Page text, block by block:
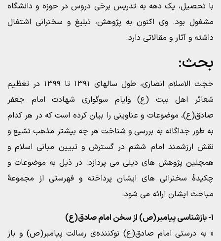
با تحصیل، یک دهه به تدریس برخی دروس در حوزه‌ و دانشگاه
مشغول بود. وی اکنون به پژوهش، تبلیغ و سخنرانی اشتغال
داشته و آثار و مقالاتی دارد.
بحث:
حجت الاسلام انصاری، طول سالهای ۱۳۹۱ تا ۱۳۹۹ در تعظیم
شعائر اهل بیت (ع) وایام سوگواری شهادت امام جعفر
صادق(ع)، موضوعات و عناوینی را بیان کرده است که در هر کدام
به طور جداگانه به بررسی و شناخت هر چه بیشتر مذهب تشیع و
نقش ارزشمند امام ششم در گسترش و تبیین مبانی اسلام و
همچنین پژوهش های دینی می پردازد. در ذیل به موضوعات و
چکیدۀ سخنرانی های ایشان پرداخته و فهرستی از مجموعۀ
مباحث ایشان ارائه می شود.
۱- بازشناسی پیامبر(ص) از سخن امام صادق(ع)
« به درستی امام صادق(ع) نوکننده‌ی رسالت پیامبر(ص) و باز